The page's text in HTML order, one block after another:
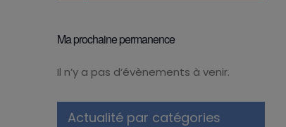
Ma prochaine permanence
Notice
Il n’y a pas d’évènements à venir.
Actualité par catégories